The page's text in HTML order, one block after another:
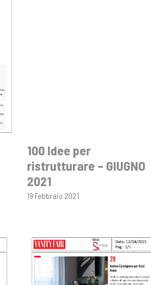
100 Idee per
ristrutturare – GIUGNO
2021
19 Febbraio 2021